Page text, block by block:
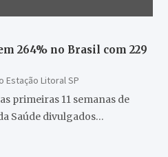
264% no Brasil com 229
Estação Litoral SP
primeiras 11 semanas de
Saúde divulgados…